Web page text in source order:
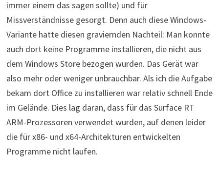
immer einem das sagen sollte) und für
Missverständnisse gesorgt. Denn auch diese Windows-
Variante hatte diesen graviernden Nachteil: Man konnte
auch dort keine Programme installieren, die nicht aus
dem Windows Store bezogen wurden. Das Gerät war
also mehr oder weniger unbrauchbar. Als ich die Aufgabe
bekam dort Office zu installieren war relativ schnell Ende
im Gelände. Dies lag daran, dass für das Surface RT
ARM-Prozessoren verwendet wurden, auf denen leider
die für x86- und x64-Architekturen entwickelten
Programme nicht laufen.